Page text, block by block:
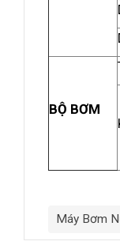
BỘ BƠM
Máy Bơm